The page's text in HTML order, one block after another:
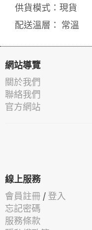
供貨模式：現貨
配送溫層： 常溫
網站導覽
關於我們
聯絡我們
官方網站
線上服務
會員註冊 / 登入
忘記密碼
服務條款